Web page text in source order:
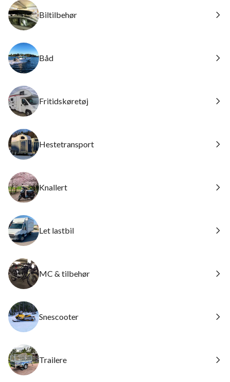
Biltilbehør
Båd
Fritidskøretøj
Hestetransport
Knallert
Let lastbil
MC & tilbehør
Snescooter
Trailere